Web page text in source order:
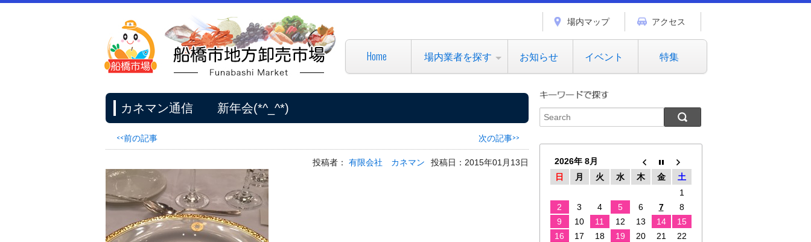
場内マップ アクセス
Home 場内業者を探す お知らせ イベント 特集
カネマン通信 新年会(*^_^*)
<<前の記事 次の記事>>
投稿者： 有限会社 カネマン 投稿日：2015年01月13日
2026年 8月
日
月 火 水 木 金
土
1
2
3 4 5 6 7
8
9
10 11 12 13 14
15
16
17 18 19 20 21
22